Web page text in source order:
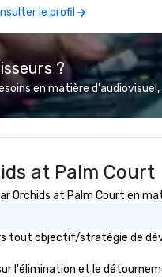
le profil
?
en matière
at Palm Court
Orchids at Palm Court en
tout objectif/stratégie de
l'élimination et le